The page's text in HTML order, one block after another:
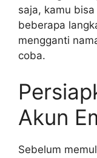
saja, kamu
beberapa
mengganti
coba.
Akun
Sebelum